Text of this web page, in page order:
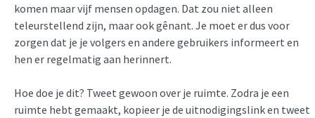
komen maar vijf mensen opdagen. Dat zou niet alleen
teleurstellend zijn, maar ook gênant. Je moet er dus voor
zorgen dat je je volgers en andere gebruikers informeert en
hen er regelmatig aan herinnert.
Hoe doe je dit? Tweet gewoon over je ruimte. Zodra je een
ruimte hebt gemaakt, kopieer je de uitnodigingslink en tweet